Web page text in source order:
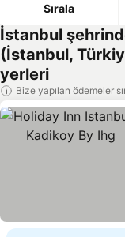
Sırala
İstanbul
(İstanbul,
yerleri
Bize yapılan ödemeler